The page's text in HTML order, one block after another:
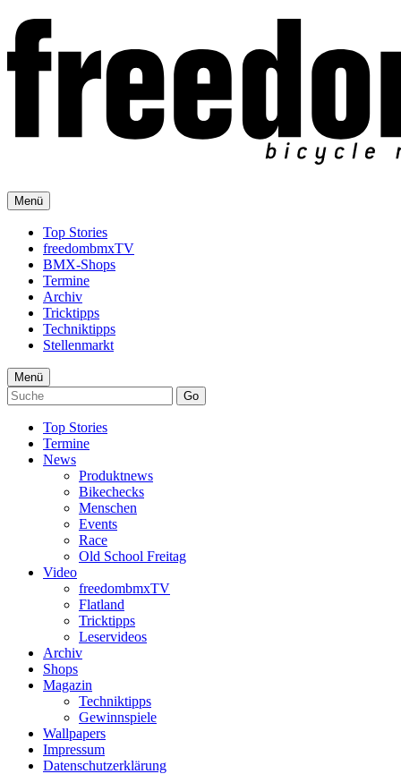
Menü
Top Stories
freedombmxTV
BMX-Shops
Termine
Archiv
Tricktipps
Techniktipps
Stellenmarkt
Menü
Go
Top Stories
Termine
News
Produktnews
Bikechecks
Menschen
Events
Race
Old School Freitag
Video
freedombmxTV
Flatland
Tricktipps
Leservideos
Archiv
Shops
Magazin
Techniktipps
Gewinnspiele
Wallpapers
Impressum
Datenschutzerklärung